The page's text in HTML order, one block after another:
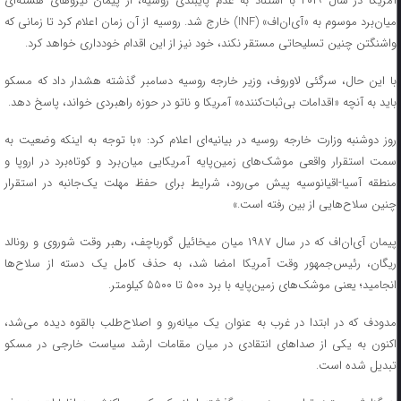
میان‌برد موسوم به «آی‌ان‌اف» (INF) خارج شد. روسیه از آن زمان اعلام کرد تا زمانی که
واشنگتن چنین تسلیحاتی مستقر نکند، خود نیز از این اقدام خودداری خواهد کرد.
با این حال، سرگئی لاوروف، وزیر خارجه روسیه دسامبر گذشته هشدار داد که مسکو
باید به آنچه «اقدامات بی‌ثبات‌کننده» آمریکا و ناتو در حوزه راهبردی خواند، پاسخ دهد.
روز دوشنبه وزارت خارجه روسیه در بیانیه‌ای اعلام کرد: «با توجه به اینکه وضعیت به
سمت استقرار واقعی موشک‌های زمین‌پایه آمریکایی میان‌برد و کوتاه‌برد در اروپا و
منطقه آسیا-اقیانوسیه پیش می‌رود، شرایط برای حفظ مهلت یک‌جانبه در استقرار
چنین سلاح‌هایی از بین رفته است.»
پیمان آی‌ان‌اف که در سال ۱۹۸۷ میان میخائیل گورباچف، رهبر وقت شوروی و رونالد
ریگان، رئیس‌جمهور وقت آمریکا امضا شد، به حذف کامل یک دسته از سلاح‌ها
انجامید؛ یعنی موشک‌های زمین‌پایه با برد ۵۰۰ تا ۵۵۰۰ کیلومتر.
مدودف که در ابتدا در غرب به عنوان یک میانه‌رو و اصلاح‌طلب بالقوه دیده می‌شد،
اکنون به یکی از صدا‌های انتقادی در میان مقامات ارشد سیاست خارجی در مسکو
تبدیل شده است.